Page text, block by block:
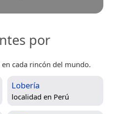
por
cada rincón del mundo.
Lobería
localidad en Perú